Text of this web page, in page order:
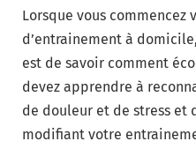
Lorsque vous commencez
d’entrainement à
est de savoir comment
devez apprendre à
de douleur et de stress et
modifiant votre